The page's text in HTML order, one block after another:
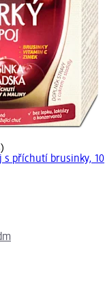
s příchutí brusinky, 10